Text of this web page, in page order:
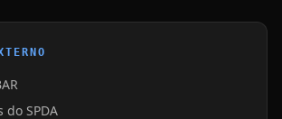
do SPDA